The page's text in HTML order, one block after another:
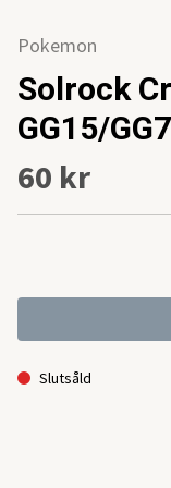
Pokemon
Solrock
GG15/
60 kr
Slutsåld